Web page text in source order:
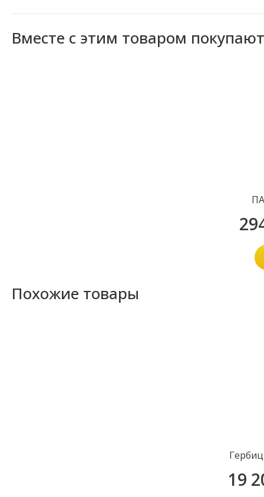
Вместе с этим товаром покупают
Похожие товары
19